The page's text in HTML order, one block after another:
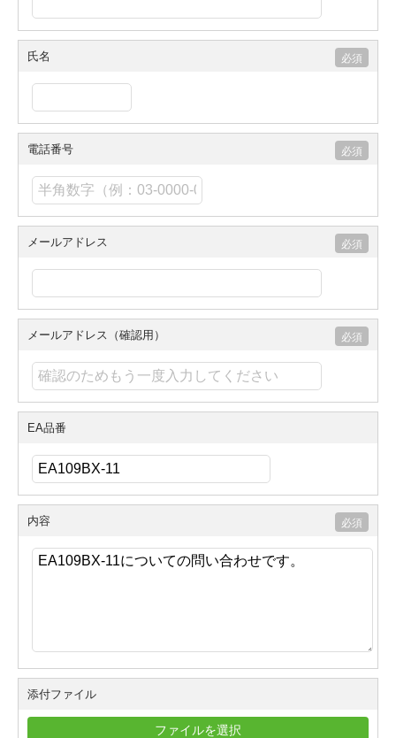
氏名
電話番号
メールアドレス
メールアドレス（確認用）
EA品番
内容
添付ファイル
ファイルを選択